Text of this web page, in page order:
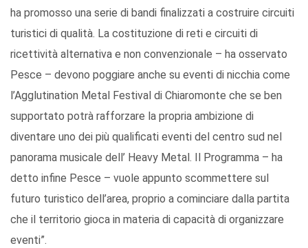
ha promosso una serie di bandi finalizzati a costruire circuiti
turistici di qualità. La costituzione di reti e circuiti di
ricettività alternativa e non convenzionale – ha osservato
Pesce – devono poggiare anche su eventi di nicchia come
l’Agglutination Metal Festival di Chiaromonte che se ben
supportato potrà rafforzare la propria ambizione di
diventare uno dei più qualificati eventi del centro sud nel
panorama musicale dell’ Heavy Metal. Il Programma – ha
detto infine Pesce – vuole appunto scommettere sul
futuro turistico dell’area, proprio a cominciare dalla partita
che il territorio gioca in materia di capacità di organizzare
eventi”.